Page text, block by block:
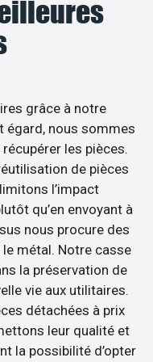
grâce à notre
égard, nous sommes
les pièces.
de pièces
l’impact
qu’en envoyant à
nous procure des
métal. Notre casse
la préservation de
vie aux utilitaires.
détachées à prix
leur qualité et
la possibilité d’opter